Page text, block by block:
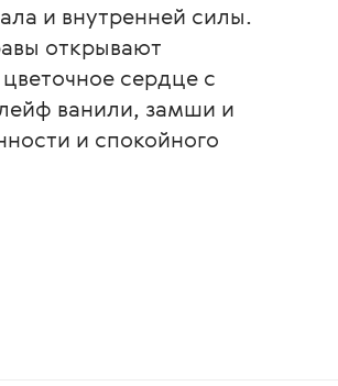
и внутренней силы.
открывают
сердце с
ванили, замши и
и спокойного